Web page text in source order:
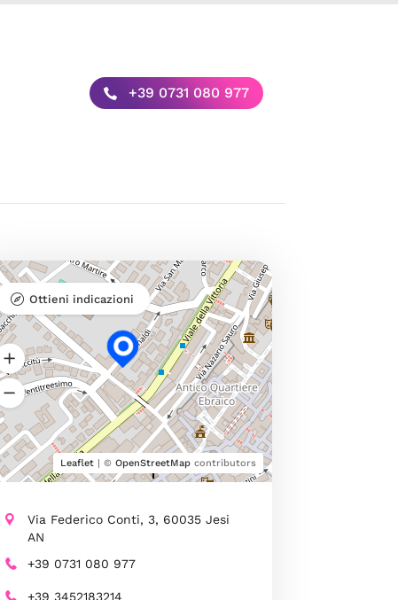
+39 0731 080 977
Leaflet| © OpenStreetMapcontributors
Ottieni indicazioni
Via Federico Conti, 3, 60035 Jesi
AN
+39 0731 080 977
+39 3452183214